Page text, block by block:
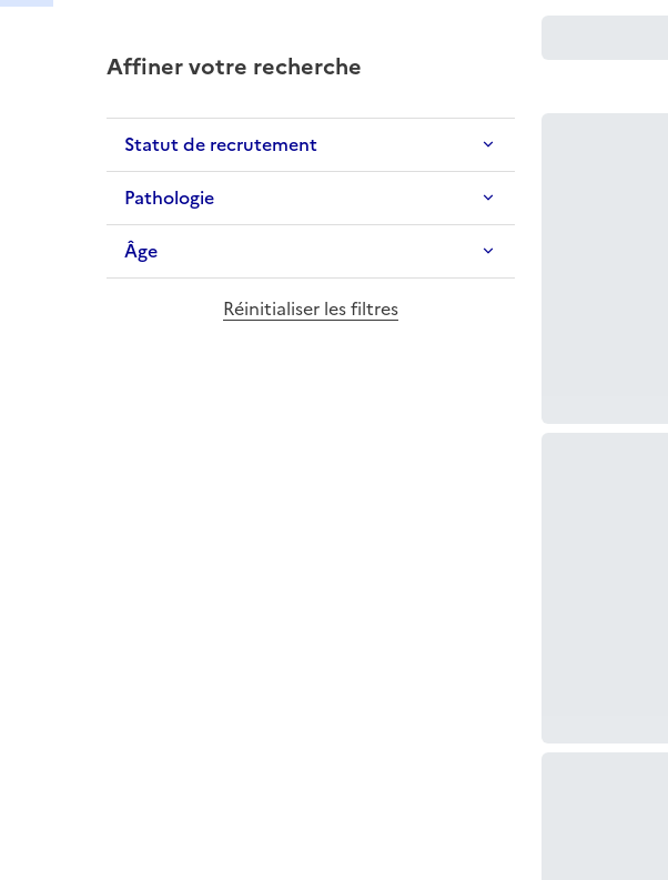
Affiner votre recherche
Statut de recrutement
Pathologie
Âge
Réinitialiser les filtres